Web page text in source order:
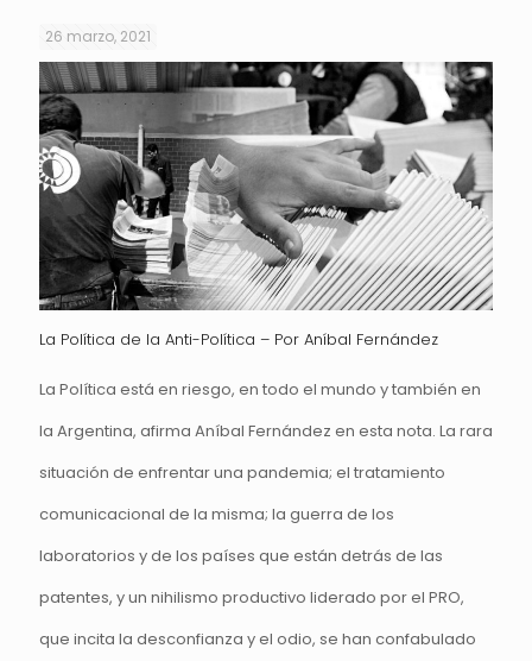
26 marzo, 2021
La Política de la Anti-Política – Por Aníbal Fernández
La Política está en riesgo, en todo el mundo y también en
la Argentina, afirma Aníbal Fernández en esta nota. La rara
situación de enfrentar una pandemia; el tratamiento
comunicacional de la misma; la guerra de los
laboratorios y de los países que están detrás de las
patentes, y un nihilismo productivo liderado por el PRO,
que incita la desconfianza y el odio, se han confabulado